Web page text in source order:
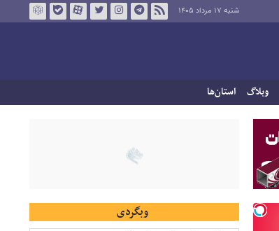
شنبه ۱۷ مرداد ۱۴۰۵
وبلاگ استان‌ها
وبگردی